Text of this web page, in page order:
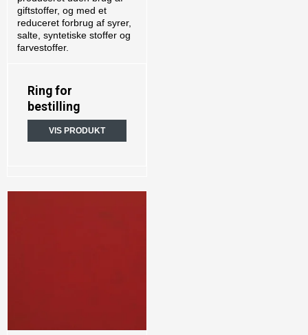
giftstoffer, og med et
reduceret forbrug af syrer,
salte, syntetiske stoffer og
farvestoffer.
Ring for
bestilling
VIS PRODUKT